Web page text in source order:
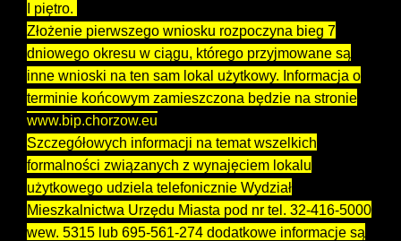
I piętro.
Złożenie pierwszego wniosku rozpoczyna bieg 7
dniowego okresu w ciągu, którego przyjmowane są
inne wnioski na ten sam lokal użytkowy. Informacja o
terminie końcowym zamieszczona będzie na stronie
www.bip.chorzow.eu
Szczegółowych informacji na temat wszelkich
formalności związanych z wynajęciem lokalu
użytkowego udziela telefonicznie Wydział
Mieszkalnictwa Urzędu Miasta pod nr tel. 32-416-5000
wew. 5315 lub 695-561-274 dodatkowe informacje są